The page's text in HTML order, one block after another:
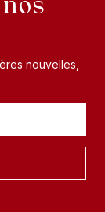
nouvelles,